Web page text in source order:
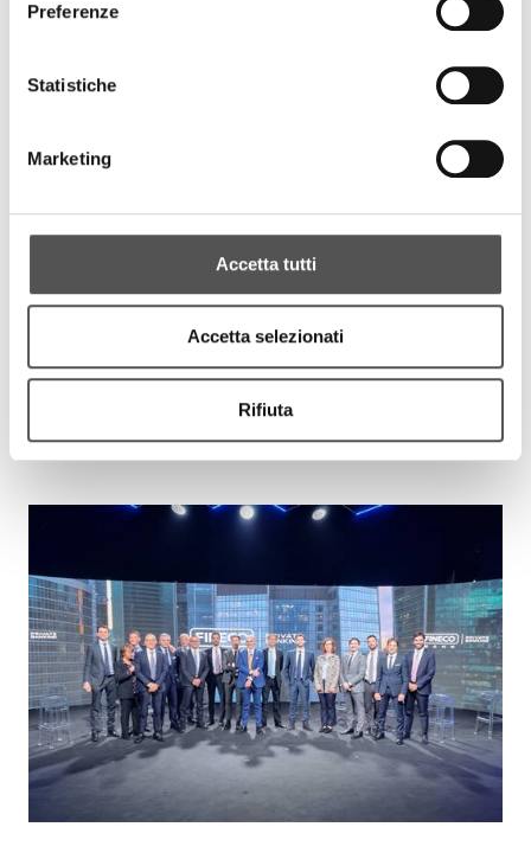
Preferenze
Statistiche
Marketing
Accetta tutti
Accetta selezionati
Rifiuta